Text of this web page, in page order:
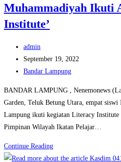
Pesta
Muhammadiyah Ikuti
Institute’
Post
author:
admin
Post
published:
September 19, 2022
Post
Bandar Lampung
BANDAR LAMPUNG , Nenemonews
Garden, Teluk Betung Utara, empat
Lampung ikuti kegiatan Literacy Institute
Pimpinan Wilayah Ikatan Pelajar…
Continue ReadingBudayakan
Literasi,